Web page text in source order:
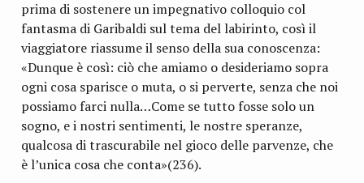
prima di sostenere un impegnativo colloquio col
fantasma di Garibaldi sul tema del labirinto, così il
viaggiatore riassume il senso della sua conoscenza:
«Dunque è così: ciò che amiamo o desideriamo sopra
ogni cosa sparisce o muta, o si perverte, senza che noi
possiamo farci nulla…Come se tutto fosse solo un
sogno, e i nostri sentimenti, le nostre speranze,
qualcosa di trascurabile nel gioco delle parvenze, che
è l’unica cosa che conta»(236).